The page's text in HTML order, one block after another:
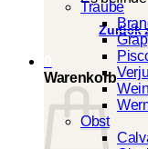
Zurück
Warenkorb
Traube
Wein
Obst